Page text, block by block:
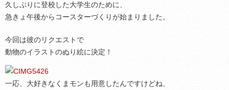
久しぶりに登校した大学生のために、
急きょ午後からコースターづくりが始まりました。
今回は彼のリクエストで
動物のイラストのぬり絵に決定！
一応、大好きなくまモンも用意したんですけどね、